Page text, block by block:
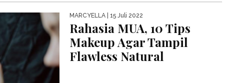
MARCYELLA | 15 Juli 2022
Rahasia MUA, 10 Tips
Makeup Agar Tampil
Flawless Natural